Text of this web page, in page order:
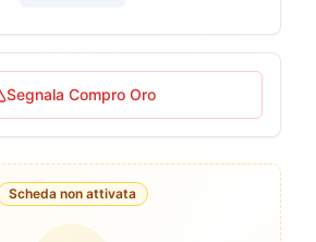
Segnala Compro Oro
Scheda non attivata